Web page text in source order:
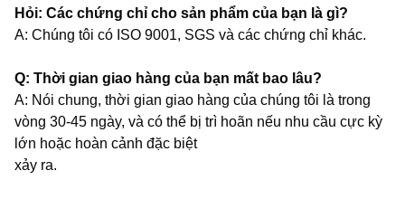
Hỏi: Các chứng chỉ cho sản phẩm của bạn là gì?
A: Chúng tôi có ISO 9001, SGS và các chứng chỉ khác.
Q: Thời gian giao hàng của bạn mất bao lâu?
A: Nói chung, thời gian giao hàng của chúng tôi là trong
vòng 30-45 ngày, và có thể bị trì hoãn nếu nhu cầu cực kỳ
lớn hoặc hoàn cảnh đặc biệt
xảy ra.